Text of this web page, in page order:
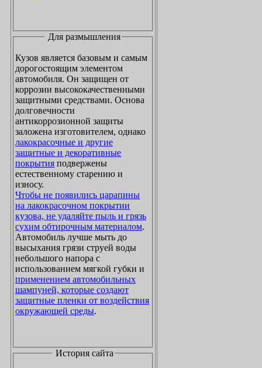
Для размышления
Кузов является базовым и самым
дорогостоящим элементом
автомобиля. Он защищен от
коррозии высококачественными
защитными средствами. Основа
долговечности
антикоррозионной защиты
заложена изготовителем, однако
лакокрасочные и другие
защитные и декоративные
покрытия подвержены
естественному старению и
износу.
Чтобы не появились царапины
на лакокрасочном покрытии
кузова, не удаляйте пыль и грязь
сухим обтирочным материалом.
Автомобиль лучше мыть до
высыхания грязи струей воды
небольшого напора с
использованием мягкой губки и
применением автомобильных
шампуней, которые создают
защитные пленки от воздействия
окружающей среды.
История сайта